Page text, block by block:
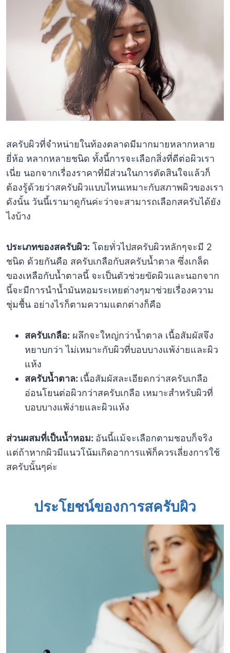
สครับผิวที่จำหน่ายในท้องตลาดมีมากมายหลากหลาย
ยี่ห้อ หลากหลายชนิด ทั้งนี้การจะเลือกสิ่งที่ดีต่อผิวเรา
เนี่ย นอกจากเรื่องราคาที่มีส่วนในการตัดสินใจแล้วก็
ต้องรู้ด้วยว่าสครับผิวแบบไหนเหมาะกับสภาพผิวของเรา
ดังนั้น วันนี้เรามาดูกันค่ะว่าจะสามารถเลือกสครับได้ยัง
ไงบ้าง
ประเภทของสครับผิว: โดยทั่วไปสครับผิวหลักๆจะมี 2
ชนิด ด้วยกันคือ สครับเกลือกับสครับน้ำตาล ซึ่งเกล็ด
ของเหลือกับน้ำตาลนี้ จะเป็นตัวช่วยขัดผิวและนอกจาก
นี้จะมีการนำน้ำมันหอมระเหยต่างๆมาช่วยเรื่องความ
ชุ่มชื้น อย่างไรก็ตามความแตกต่างก็คือ
สครับเกลือ: ผลึกจะใหญ่กว่าน้ำตาล เนื้อสัมผัสจึง
หยาบกว่า ไม่เหมาะกับผิวที่บอบบางแพ้ง่ายและผิว
แห้ง
สครับน้ำตาล: เนื้อสัมผัสละเอียดกว่าสครับเกลือ
อ่อนโยนต่อผิวกว่าสครับเกลือ เหมาะสำหรับผิวที่
บอบบางแพ้ง่ายและผิวแห้ง
ส่วนผสมที่เป็นน้ำหอม: อันนี้แม้จะเลือกตามชอบก็จริง
แต่ถ้าหากผิวมีแนวโน้มเกิดอาการแพ้ก็ควรเลี่ยงการใช้
สครับนั้นๆค่ะ
ประโยชน์ของการสครับผิว